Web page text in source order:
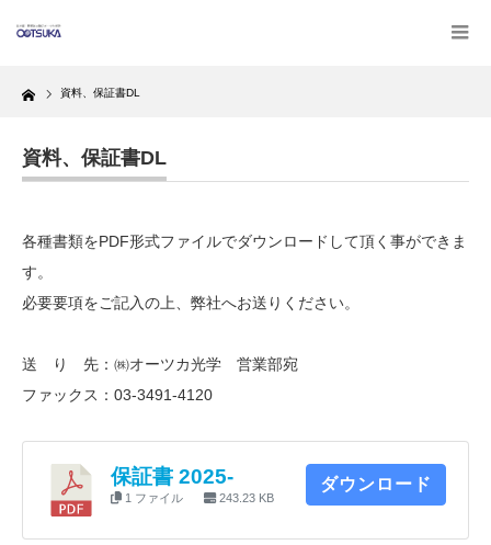
Home 資料、保証書DL
資料、保証書DL
各種書類をPDF形式ファイルでダウンロードして頂く事ができま
す。
必要要項をご記入の上、弊社へお送りください。
送 り 先：㈱オーツカ光学 営業部宛
ファックス：03-3491-4120
保証書 2025-
1 ファイル 243.23 KB
ダウンロード